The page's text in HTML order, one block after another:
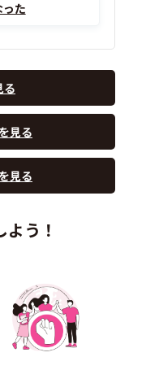
た
る
見る
見る
う！